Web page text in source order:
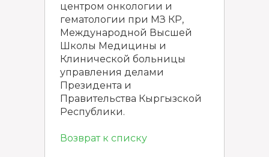
центром онкологии и
гематологии при МЗ КР,
Международной Высшей
Школы Медицины и
Клинической больницы
управления делами
Президента и
Правительства Кыргызской
Республики.
Возврат к списку